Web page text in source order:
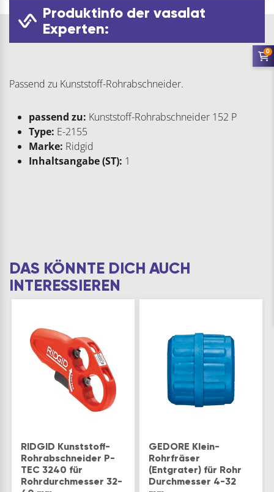
Produktinfo der vasalat
Experten:
Passend zu Kunststoff-Rohrabschneider.
passend zu: Kunststoff-Rohrabschneider 152 P
Type: E-2155
Marke: Ridgid
Inhaltsangabe (ST): 1
DAS KÖNNTE DICH AUCH
INTERESSIEREN
RIDGID Kunststoff-
Rohrabschneider P-
TEC 3240 für
Rohrdurchmesser 32-
GEDORE Klein-
Rohrfräser
(Entgrater) für Rohr
Durchmesser 4-32
0